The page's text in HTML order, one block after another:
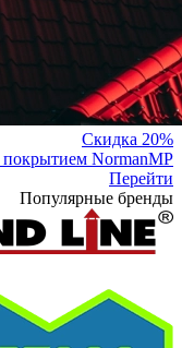
Скидка 20%
покрытием NormanMP
Перейти
Популярные бренды